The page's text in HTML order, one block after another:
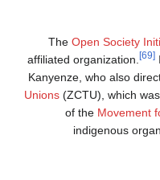
The Open Society
affiliated organization.
[69]
Kanyenze, who also
Unions (ZCTU), which
of the Movement
indigenous